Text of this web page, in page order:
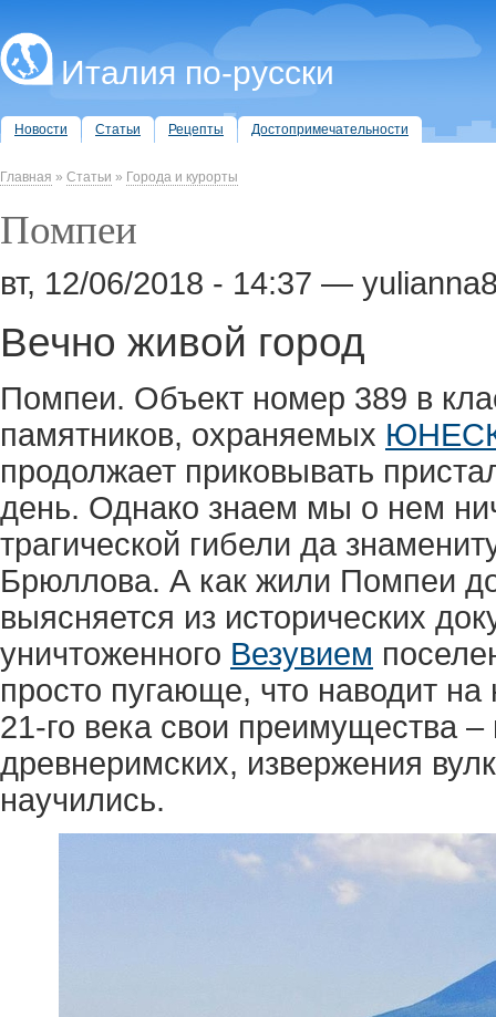
Италия по-русски
Новости Статьи Рецепты Достопримечательности
Главная » Статьи » Города и курорты
Помпеи
вт, 12/06/2018 - 14:37 —
Вечно живой город
Помпеи. Объект номер 389 в
памятников, охраняемых
продолжает приковывать
день. Однако знаем мы о нем
трагической гибели да
Брюллова. А как жили Помпеи
выясняется из исторических
уничтоженного Везувием
просто пугающе, что наводит
21-го века свои преимущества
древнеримских, извержения
научились.